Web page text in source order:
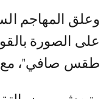
وعلق المهاجم
على الصورة
طقس صافي"، مع